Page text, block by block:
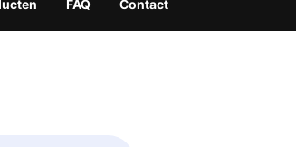
FAQ Contact